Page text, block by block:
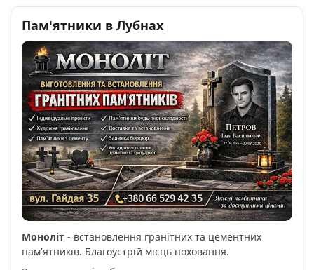
Пам'ятники в Лубнах
Моноліт - встановлення гранітних та цементних
пам'ятників. Благоустрій місць поховання.